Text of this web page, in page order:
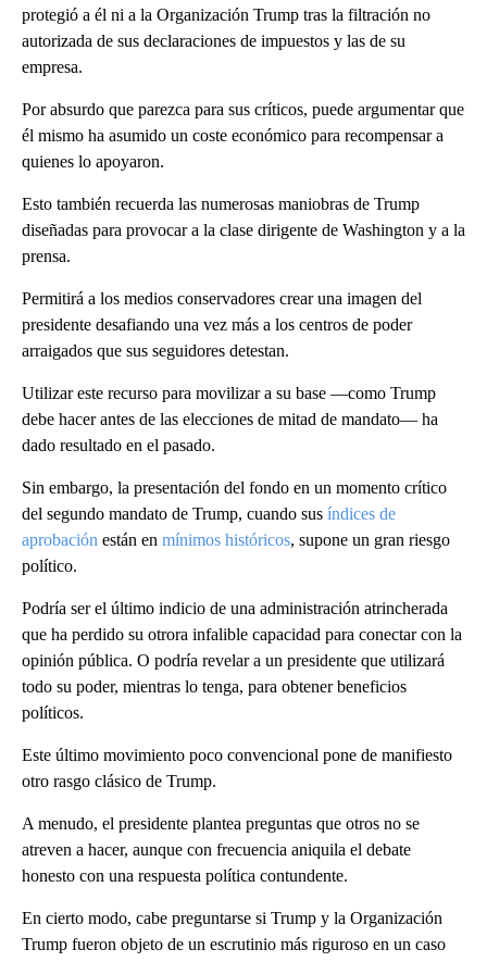
protegió a él ni a la Organización Trump tras la filtración no
autorizada de sus declaraciones de impuestos y las de su
empresa.
Por absurdo que parezca para sus críticos, puede argumentar que
él mismo ha asumido un coste económico para recompensar a
quienes lo apoyaron.
Esto también recuerda las numerosas maniobras de Trump
diseñadas para provocar a la clase dirigente de Washington y a la
prensa.
Permitirá a los medios conservadores crear una imagen del
presidente desafiando una vez más a los centros de poder
arraigados que sus seguidores detestan.
Utilizar este recurso para movilizar a su base —como Trump
debe hacer antes de las elecciones de mitad de mandato— ha
dado resultado en el pasado.
Sin embargo, la presentación del fondo en un momento crítico
del segundo mandato de Trump, cuando sus índices de
aprobación están en mínimos históricos, supone un gran riesgo
político.
Podría ser el último indicio de una administración atrincherada
que ha perdido su otrora infalible capacidad para conectar con la
opinión pública. O podría revelar a un presidente que utilizará
todo su poder, mientras lo tenga, para obtener beneficios
políticos.
Este último movimiento poco convencional pone de manifiesto
otro rasgo clásico de Trump.
A menudo, el presidente plantea preguntas que otros no se
atreven a hacer, aunque con frecuencia aniquila el debate
honesto con una respuesta política contundente.
En cierto modo, cabe preguntarse si Trump y la Organización
Trump fueron objeto de un escrutinio más riguroso en un caso